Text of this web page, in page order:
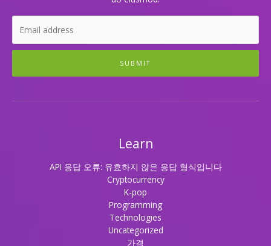
SUBMIT
Learn
API 응답 오류: 유효하지 않은 응답 형식입니다
Cryptocurrency
K-pop
Programming
Technologies
Uncategorized
가격